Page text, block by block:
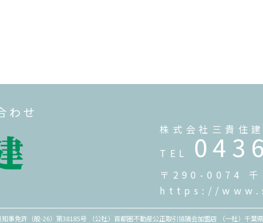
わせ
株式会社三貴住建
TEL
〒290-0074 千
https://
事免許（般-26）第38185号 （公社）首都圏不動産公正取引協議会加盟店 （一社）千